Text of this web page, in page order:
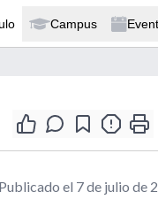
Campus
Publicado el 7 de julio de